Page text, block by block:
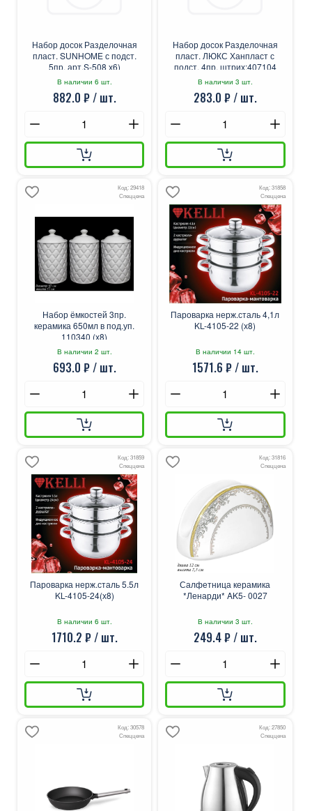
Набор досок Разделочная
пласт. SUNHOME с подст.
5пр. арт.S-508 х6)
В наличии 6 шт.
882.0 ₽ / шт.
Набор досок Разделочная
пласт. ЛЮКС Ханпласт с
подст. 4пр. штрих:407104
В наличии 3 шт.
283.0 ₽ / шт.
Код: 29418
Спеццена
Набор ёмкостей 3пр.
керамика 650мл в под.уп.
110340 (х8)
В наличии 2 шт.
693.0 ₽ / шт.
Код: 31858
Спеццена
Пароварка нерж.сталь 4,1л
KL-4105-22 (х8)
В наличии 14 шт.
1571.6 ₽ / шт.
Код: 31859
Спеццена
Пароварка нерж.сталь 5.5л
KL-4105-24(х8)
В наличии 6 шт.
1710.2 ₽ / шт.
Код: 31816
Спеццена
Салфетница керамика
*Ленарди* AK5- 0027
В наличии 3 шт.
249.4 ₽ / шт.
Код: 30578
Спеццена
Код: 27850
Спеццена